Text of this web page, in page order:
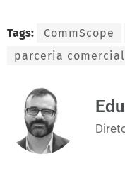
Tags: CommScope
parceria comercial